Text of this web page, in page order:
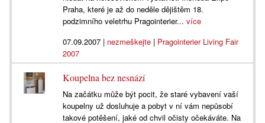
Praha, které je až do neděle dějištěm 18.
podzimního veletrhu Pragointerier...více
07.09.2007 | nezmeškejte | Pragointerier Living Fair
2007
Koupelna bez nesnází
Na začátku může být pocit, že staré vybavení vaší
koupelny už dosluhuje a pobyt v ní vám nepůsobí
takové potěšení, jaké od chvil očisty očekáváte. Na